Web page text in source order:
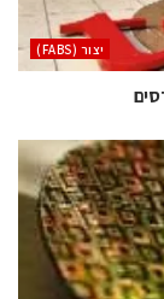
‫יצור (‪(FABS‬‬